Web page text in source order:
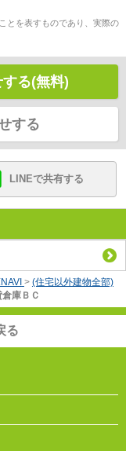
とを表すものであり、実際の
る(無料)
する
LINEで共有する
> (住宅以外建物全部)
庫ＢＣ
る